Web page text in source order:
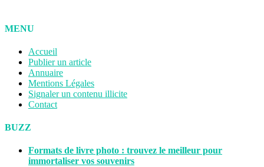
MENU
Accueil
Publier un article
Annuaire
Mentions Légales
Signaler un contenu illicite
Contact
BUZZ
Formats de livre photo : trouvez le meilleur pour
immortaliser vos souvenirs